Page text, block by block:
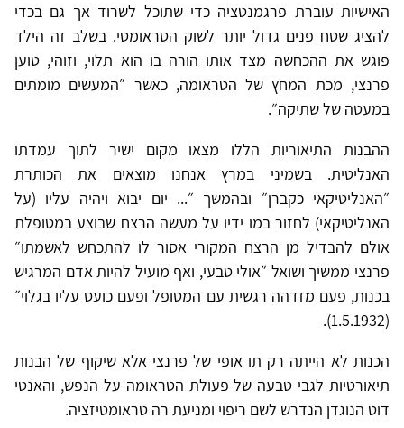
האישיות עוברת פרגמנטציה כדי שתוכל לשרוד אך גם בכדי
להציג שטח פנים גדול יותר לשוק הטראומטי. בשלב זה הילד
פוגש את ההכחשה מצד אותו הורה בו הוא תלוי, וזוהי, טוען
פרנצי, מכת המחץ של הטראומה, כאשר ״המעשים מומתים
במעטה של שתיקה״.
ההבנות התיאוריות הללו מצאו מקום ישיר לתוך עמדתו
האנליטית. בשמיני במרץ אנחנו מוצאים את הכותרת
״האנליטיקאי כקברן״ ובהמשך ״... יום יבוא ויהיה עליו (על
האנליטיקאי) לחזור במו ידיו על מעשה הרצח שבוצע במטופלת
אולם להבדיל מן הרצח המקורי אסור לו להתכחש לאשמתו״
פרנצי ממשיך ושואל ״אולי טבעי, ואף מועיל להיות אדם המרגיש
בכנות, פעם מזדהה רגשית עם המטופל ופעם כועס עליו בגלוי״
(1.5.1932).
הכנות לא הייתה רק תו אופי של פרנצי אלא שיקוף של הבנות
תיאורטיות לגבי טבעה של פעולת הטראומה על הנפש, והאנטי
דוט הנוגדן הנדרש לשם ריפוי ומניעת רה טראומטיזציה.